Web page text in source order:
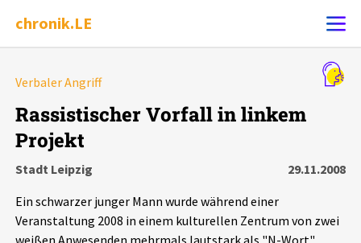
chronik.LE
Chronik
Leipziger Zustände
Verbaler Angriff
Rassistischer Vorfall in linkem
Projekt
Stadt Leipzig
29.11.2008
Ein schwarzer junger Mann wurde während einer
Veranstaltung 2008 in einem kulturellen Zentrum von zwei
weißen Anwesenden mehrmals lautstark als "N-Wort"
Alle Ereignisse
Ereignisse
Ereignisse